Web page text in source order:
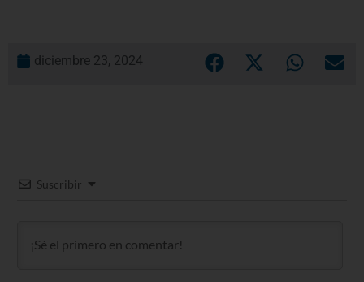
diciembre 23, 2024
Suscribir